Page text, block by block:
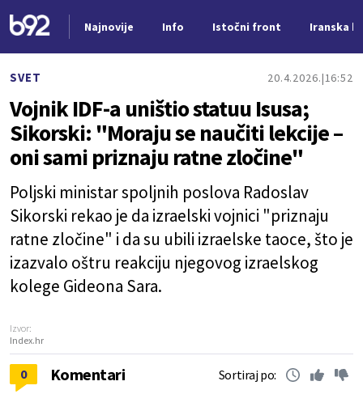
Najnovije Info Istočni front Iranska
SVET 20.4.2026. 16:52
Vojnik IDF-a uništio statuu Isusa;
Sikorski: "Moraju se naučiti lekcije –
oni sami priznaju ratne zločine"
Poljski ministar spoljnih poslova Radoslav
Sikorski rekao je da izraelski vojnici "priznaju
ratne zločine" i da su ubili izraelske taoce, što je
izazvalo oštru reakciju njegovog izraelskog
kolege Gideona Sara.
Izvor:
Index.hr
0 Komentari Sortiraj po: